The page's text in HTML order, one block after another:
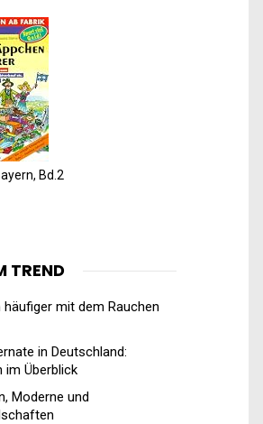
Bd.2
TREND
mit dem Rauchen
in Deutschland:
im Überblick
Moderne und